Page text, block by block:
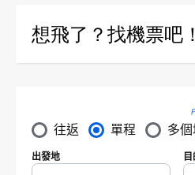
想飛了？找機票吧！